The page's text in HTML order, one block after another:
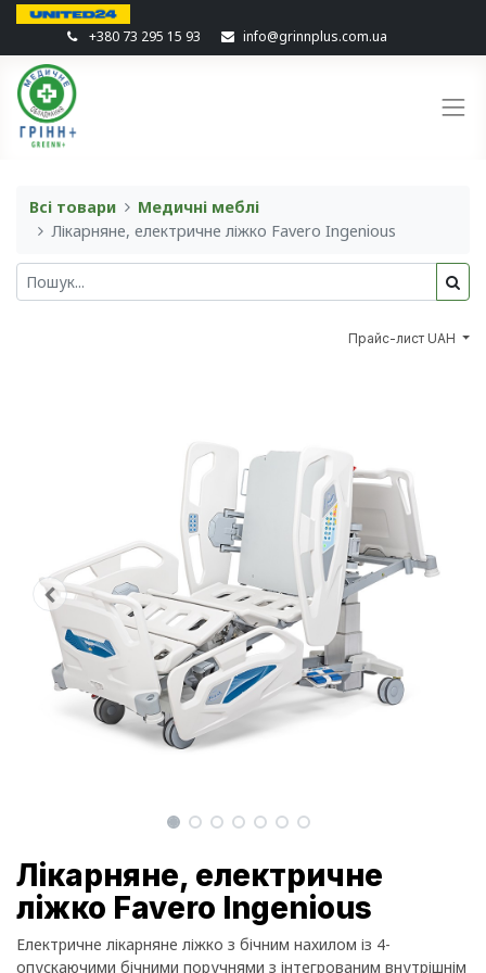
+380 73 295 15 93 info@grinnplus.com.ua
Всі товари
Медичні меблі
Лікарняне, електричне ліжко Favero Ingenious
Прайс-лист UAH
Лікарняне, електричне
ліжко Favero Ingenious
Електричне лікарняне ліжко з бічним нахилом із 4-
опускаючими бічними поручнями з інтегрованим внутрішнім